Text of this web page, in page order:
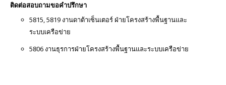
ติดต่อสอบถามขอคำปรึกษา
5815, 5819 งานดาต้าเซ็นเตอร์ ฝ่ายโครงสร้างพื้นฐานและ
ระบบเครือข่าย
5806 งานธุรการฝ่ายโครงสร้างพื้นฐานและระบบเครือข่าย